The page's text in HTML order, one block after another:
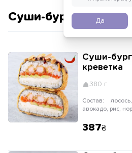
Да
Суши-бургеры
Суши-
креветка
380 г
Состав:
авокадо, рис,
387